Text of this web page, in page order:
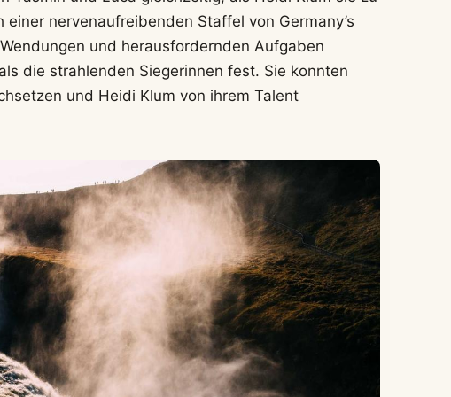
einer nervenaufreibenden Staffel von Germany’s
und herausfordernden Aufgaben
die strahlenden Siegerinnen fest. Sie konnten
und Heidi Klum von ihrem Talent